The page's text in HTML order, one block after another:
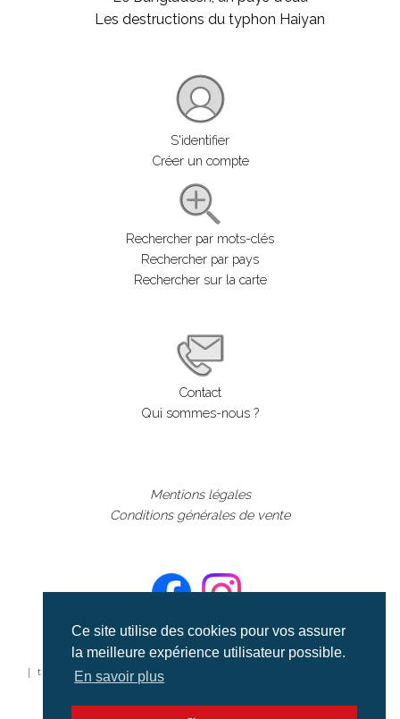
Ce site utilise des cookies pour vos assurer
la meilleure expérience utilisateur possible.
En savoir plus
Les destructions du typhon Haiyan
S'identifier
Créer un compte
Rechercher par mots-clés
Rechercher par pays
Rechercher sur la carte
Contact
Qui sommes-nous ?
Mentions légales
Conditions générales de vente
©aerialcollection marque déposée 2024
| tous droits réservés | aerialcollection.fr banque d'images
aériennes et documentaires video et cinéma |